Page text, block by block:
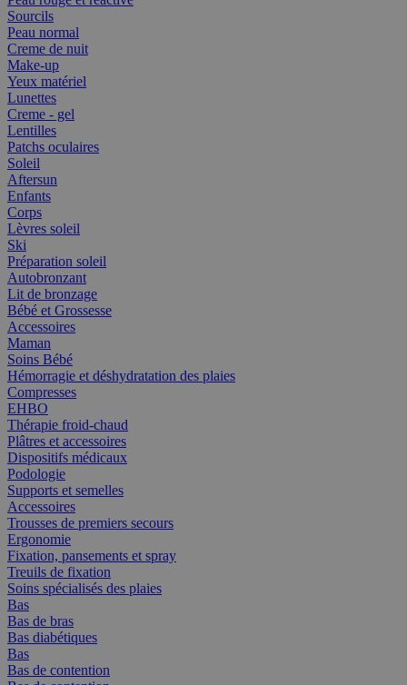
Sourcils
Peau normal
Creme de nuit
Make-up
Yeux matériel
Lunettes
Creme - gel
Lentilles
Patchs oculaires
Soleil
Aftersun
Enfants
Corps
Lèvres soleil
Ski
Préparation soleil
Autobronzant
Lit de bronzage
Bébé et Grossesse
Accessoires
Maman
Soins Bébé
Hémorragie et déshydratation des plaies
Compresses
EHBO
Thérapie froid-chaud
Plâtres et accessoires
Dispositifs médicaux
Podologie
Supports et semelles
Accessoires
Trousses de premiers secours
Ergonomie
Fixation, pansements et spray
Treuils de fixation
Soins spécialisés des plaies
Bas
Bas de bras
Bas diabétiques
Bas
Bas de contention